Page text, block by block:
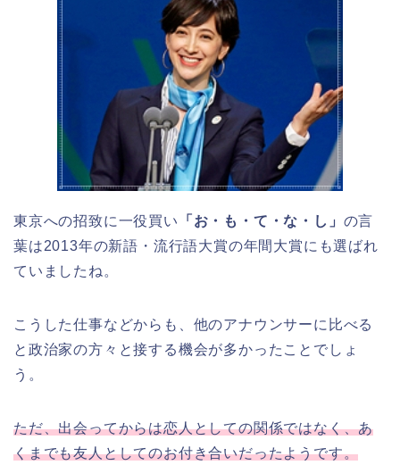
東京への招致に一役買い 「お・も・て・な・し」 の言
葉は2013年の新語・流行語大賞の年間大賞にも選ばれ
ていましたね。
こうした仕事などからも、他のアナウンサーに比べる
と政治家の方々と接する機会が多かったことでしょ
う。
ただ、出会ってからは恋人としての関係ではなく、あ
くまでも友人としてのお付き合いだったようです。